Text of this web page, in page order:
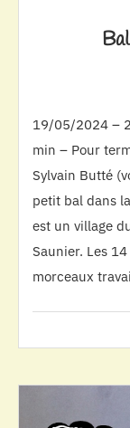
19/05/2024 –
min – Pour
Sylvain Butté
petit bal dans
est un village
Saunier. Les
morceaux